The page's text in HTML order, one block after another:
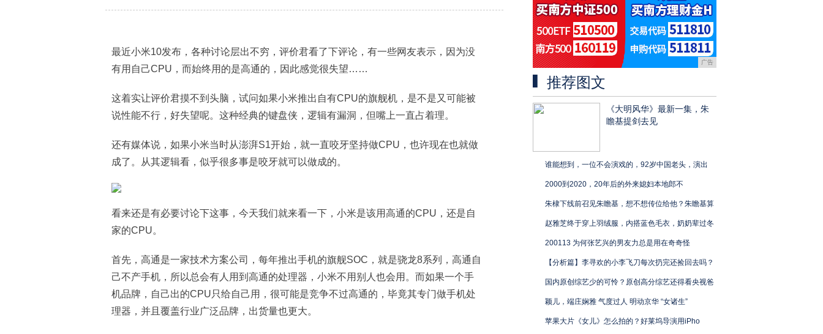
最近小米10发布，各种讨论层出不穷，评价君看了下评论，有一些网友表示，因为没
有用自己CPU，而始终用的是高通的，因此感觉很失望……
这着实让评价君摸不到头脑，试问如果小米推出自有CPU的旗舰机，是不是又可能被
说性能不行，好失望呢。这种经典的键盘侠，逻辑有漏洞，但嘴上一直占着理。
还有媒体说，如果小米当时从澎湃S1开始，就一直咬牙坚持做CPU，也许现在也就做
成了。从其逻辑看，似乎很多事是咬牙就可以做成的。
看来还是有必要讨论下这事，今天我们就来看一下，小米是该用高通的CPU，还是自
家的CPU。
首先，高通是一家技术方案公司，每年推出手机的旗舰SOC，就是骁龙8系列，高通自
己不产手机，所以总会有人用到高通的处理器，小米不用别人也会用。而如果一个手
机品牌，自己出的CPU只给自己用，很可能是竞争不过高通的，毕竟其专门做手机处
理器，并且覆盖行业广泛品牌，出货量也更大。
广告
推荐图文
《大明风华》最新一集，朱
瞻基提剑去见
谁能想到，一位不会演戏的，92岁中国老头，演出
2000到2020，20年后的外来媳妇本地郎不
朱棣下线前召见朱瞻基，想不想传位给他？朱瞻基算
赵雅芝终于穿上羽绒服，内搭蓝色毛衣，奶奶辈过冬
200113 为何张艺兴的男友力总是用在奇奇怪
【分析篇】李寻欢的小李飞刀每次扔完还捡回去吗？
国内原创综艺少的可怜？原创高分综艺还得看央视爸
颖儿，端庄娴雅 气度过人 明动京华 “女诸生”
苹果大片《女儿》怎么拍的？好莱坞导演用iPho